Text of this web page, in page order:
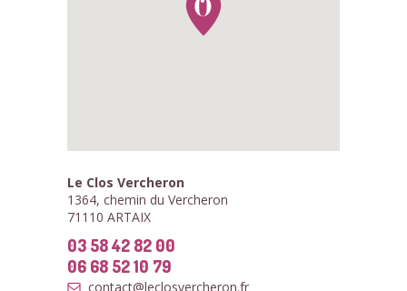
Le Clos Vercheron
1364, chemin du Vercheron
71110 ARTAIX
03 58 42 82 00
06 68 52 10 79
contact@leclosvercheron.fr